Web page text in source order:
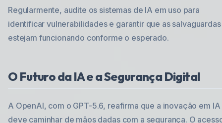
Regularmente, audite os sistemas de IA em uso para
identificar vulnerabilidades e garantir que as salvaguardas
estejam funcionando conforme o esperado.
O Futuro da IA e a Segurança Digital
A OpenAI, com o GPT-5.6, reafirma que a inovação em IA
deve caminhar de mãos dadas com a segurança. O